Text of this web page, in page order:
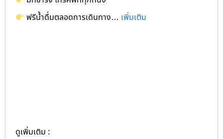
ฟรีน้ำดื่มตลอดการเดินทาง… เพิ่มเติม
ดูเพิ่มเติม :